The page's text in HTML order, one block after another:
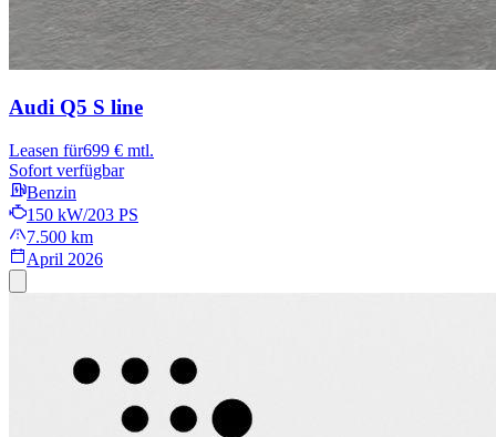
Audi Q5 S line
Leasen für699 € mtl.
Sofort verfügbar
Benzin
150 kW/203 PS
7.500 km
April 2026